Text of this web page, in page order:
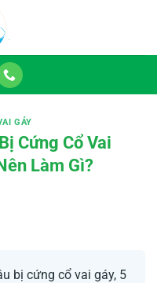
GÁY
Cứng Cổ Vai
Làm Gì?
bị cứng cổ vai gáy, 5